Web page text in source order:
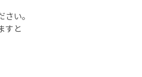
い。
すと